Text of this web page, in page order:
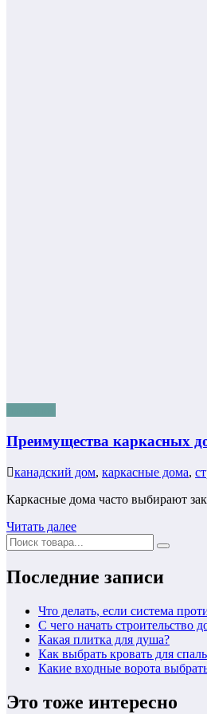
Преимущества каркасных
канадский дом, каркасные дома,
Каркасные дома часто выбирают
Читать далее
Последние записи
Что делать, если система
С чего начать строительство
Какая плитка для душа?
Как выбрать кровать для
Какие входные ворота
Это тоже интересно